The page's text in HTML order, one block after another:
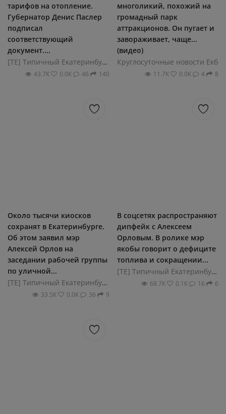
тарифов на отопление.
Губернатор Денис Паслер
подписал
соответствующий
документ....
[ТЕ] Типичный Екатеринбург
43.7К 0.0К 46 140
многоликий, похожий на
громадный парк
аттракционов. Он пугает и
завораживает, чаще...
(видео)
Круглосуточные новости Екб
11.7К 0.0К 4 8
Около тысячи киосков
сохранят в Екатеринбурге.
Об этом заявил мэр
Алексей Орлов на
заседании рабочей группы
по уличной...
[ТЕ] Типичный Екатеринбург
33.5К 0.0К 36 9
В соцсетях распространяют
дипфейк с Алексеем
Орловым. В ролике мэр
якобы говорит о дефиците
топлива и сокращении...
[ТЕ] Типичный Екатеринбург
68.7К 0.1К 16 6